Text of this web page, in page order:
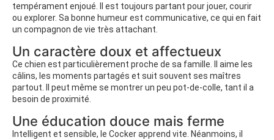
tempérament enjoué. Il est toujours partant pour jouer, courir
ou explorer. Sa bonne humeur est communicative, ce qui en fait
un compagnon de vie très attachant.
Un caractère doux et affectueux
Ce chien est particulièrement proche de sa famille. Il aime les
câlins, les moments partagés et suit souvent ses maîtres
partout. Il peut même se montrer un peu pot-de-colle, tant il a
besoin de proximité.
Une éducation douce mais ferme
Intelligent et sensible, le Cocker apprend vite. Néanmoins, il